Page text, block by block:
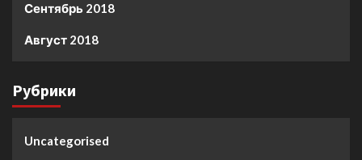
Сентябрь 2018
Август 2018
Рубрики
Uncategorised